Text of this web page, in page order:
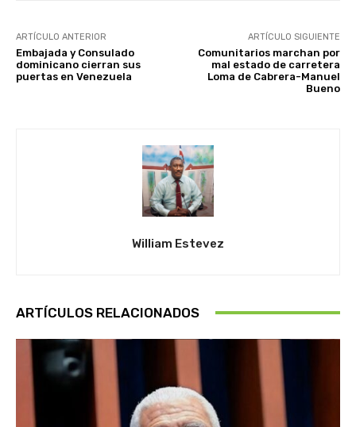
ARTÍCULO ANTERIOR
Embajada y Consulado
dominicano cierran sus
puertas en Venezuela
ARTÍCULO SIGUIENTE
Comunitarios marchan por
mal estado de carretera
Loma de Cabrera-Manuel
Bueno
William Estevez
ARTÍCULOS RELACIONADOS